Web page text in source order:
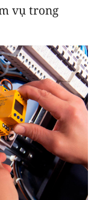
vụ trong